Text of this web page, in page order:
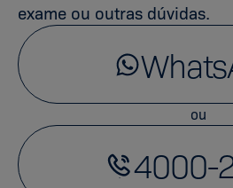
exame ou outras dúvidas.
ou
4000-